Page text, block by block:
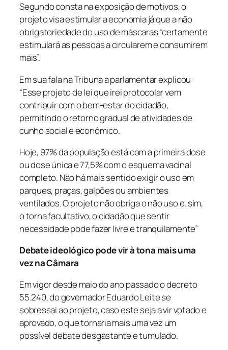
Segundo consta na exposição de motivos, o
projeto visa estimular a economia já que a não
obrigatoriedade do uso de máscaras “certamente
estimulará as pessoas a circularem e consumirem
mais”.
Em sua fala na Tribuna a parlamentar explicou:
“Esse projeto de lei que irei protocolar vem
contribuir com o bem-estar do cidadão,
permitindo o retorno gradual de atividades de
cunho social e econômico.
Hoje, 97% da população está com a primeira dose
ou dose única e 77,5% com o esquema vacinal
completo. Não há mais sentido exigir o uso em
parques, praças, galpões ou ambientes
ventilados. O projeto não obriga o não uso e, sim,
o torna facultativo, o cidadão que sentir
necessidade pode fazer livre e tranquilamente”
Debate ideológico pode vir à tona mais uma
vez na Câmara
Em vigor desde maio do ano passado o decreto
55.240, do governador Eduardo Leite se
sobressai ao projeto, caso este seja a vir votado e
aprovado, o que tornaria mais uma vez um
possível debate desgastante e tumulado.